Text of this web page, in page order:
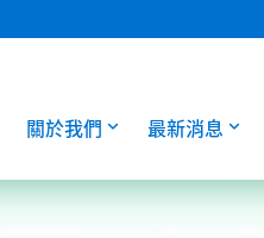
關於我們 最新消息